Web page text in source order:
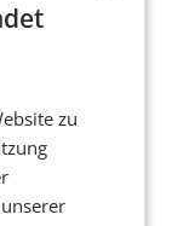
wären.
und
die in
gibt es
zu